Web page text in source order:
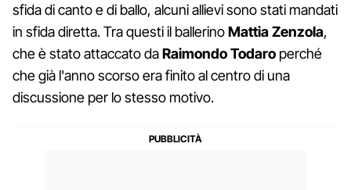
sfida di canto e di ballo, alcuni allievi sono stati mandati
in sfida diretta. Tra questi il ballerinoMattia Zenzola,
che è stato attaccato daRaimondo Todaro perché
che già l'anno scorso era finito al centro di una
discussione per lo stesso motivo.